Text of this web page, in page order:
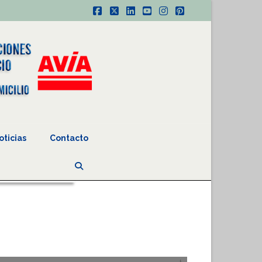
Facebook
X LinkedIn
YouTube
Instagram
Pinterest
Contacto